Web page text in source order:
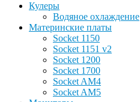
Кулеры
Водяное охлаждение
Материнские платы
Socket 1150
Socket 1151 v2
Socket 1200
Socket 1700
Socket AM4
Socket AM5